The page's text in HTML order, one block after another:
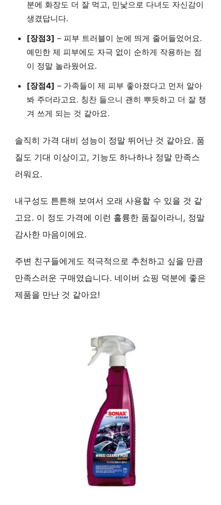
분에 화장도 더 잘 먹고, 민낯으로 다녀도 자신감이
생겼답니다.
[장점3] – 피부 트러블이 눈에 띄게 줄어들었어요.
예민한 제 피부에도 자극 없이 순하게 작용하는 점
이 정말 놀라웠어요.
[장점4] – 가족들이 제 피부 좋아졌다고 먼저 알아
봐 주더라고요. 칭찬 들으니 괜히 뿌듯하고 더 잘 챙
겨 쓰게 되는 것 같아요.
솔직히 가격 대비 성능이 정말 뛰어난 것 같아요. 품
질도 기대 이상이고, 기능도 하나하나 정말 만족스
러워요.
내구성도 튼튼해 보여서 오래 사용할 수 있을 것 같
고요. 이 정도 가격에 이런 훌륭한 품질이라니, 정말
감사한 마음이에요.
주변 친구들에게도 적극적으로 추천하고 싶을 만큼
만족스러운 구매였습니다. 네이버 쇼핑 덕분에 좋은
제품을 만난 것 같아요!